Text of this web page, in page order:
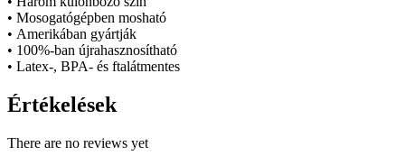
• Mosogatógépben mosható
• Amerikában gyártják
• 100%-ban újrahasznosítható
• Latex-, BPA- és ftalátmentes
Értékelések
There are no reviews yet